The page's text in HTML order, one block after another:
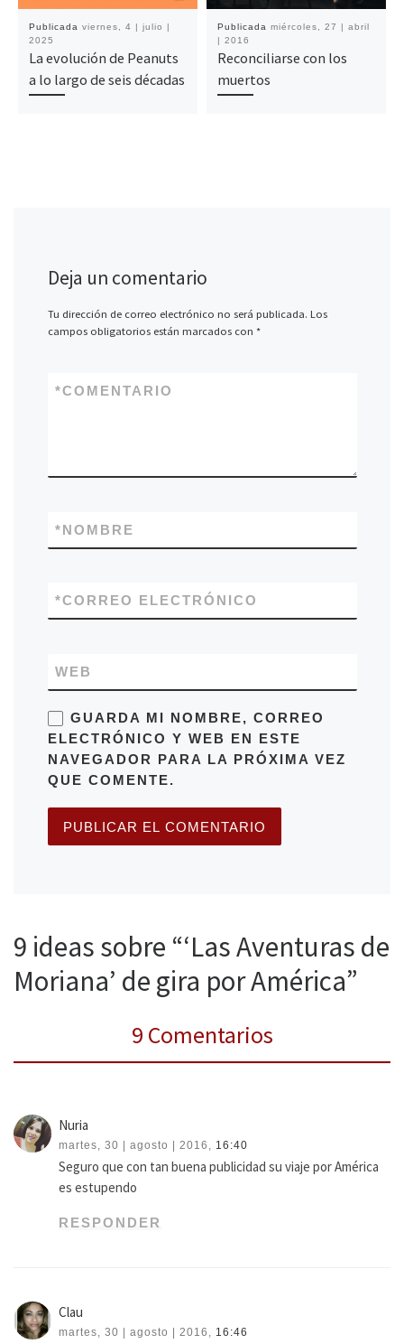
Publicada viernes, 4 | julio |
2025
La evolución de Peanuts
a lo largo de seis décadas
Publicada miércoles, 27 | abril
| 2016
Reconciliarse con los
muertos
Deja un comentario
Tu dirección de correo electrónico no será publicada. Los
campos obligatorios están marcados con *
COMENTARIO
*
NOMBRE
*
CORREO ELECTRÓNICO
*
WEB
GUARDA MI NOMBRE, CORREO
ELECTRÓNICO Y WEB EN ESTE
NAVEGADOR PARA LA PRÓXIMA VEZ
QUE COMENTE.
9 ideas sobre “‘Las Aventuras de
Moriana’ de gira por América”
9 Comentarios
Nuria
martes, 30 | agosto | 2016, 16:40
Seguro que con tan buena publicidad su viaje por América
es estupendo
RESPONDER
Clau
martes, 30 | agosto | 2016, 16:46